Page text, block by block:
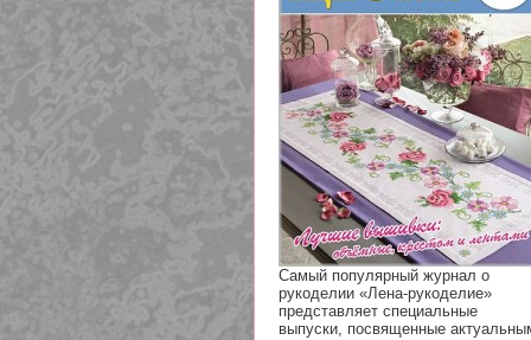
Самый популярный журнал о
рукоделии «Лена-рукоделие»
представляет специальные
выпуски, посвященные